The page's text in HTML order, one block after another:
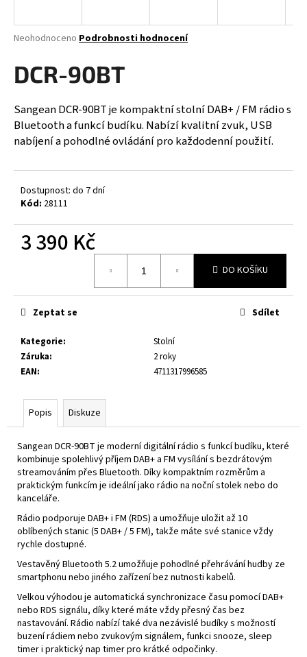
Průměrné
produktu
je
z
5
hvězdiček.
Neohodnoceno Podrobnosti hodnocení
DCR-90BT
Sangean DCR-90BT je kompaktní stolní DAB+ / FM rádio s
Bluetooth a funkcí budíku. Nabízí kvalitní zvuk, USB
nabíjení a pohodlné ovládání pro každodenní použití.
Dostupnost: do 7 dní
Kód: 28111
3 390 Kč
DO KOŠÍKU
Kategorie:
Stolní
Záruka:
2 roky
EAN: 4711317996585
Zeptat se Sdílet
Popis Diskuze
Sangean DCR-90BT je moderní digitální rádio s funkcí budíku, které
kombinuje spolehlivý příjem DAB+ a FM vysílání s bezdrátovým
streamováním přes Bluetooth. Díky kompaktním rozměrům a
praktickým funkcím je ideální jako rádio na noční stolek nebo do
kanceláře.
Rádio podporuje DAB+ i FM (RDS) a umožňuje uložit až 10
oblíbených stanic (5 DAB+ / 5 FM), takže máte své stanice vždy
rychle dostupné.
Vestavěný Bluetooth 5.2 umožňuje pohodlné přehrávání hudby ze
smartphonu nebo jiného zařízení bez nutnosti kabelů.
Velkou výhodou je automatická synchronizace času pomocí DAB+
nebo RDS signálu, díky které máte vždy přesný čas bez
nastavování. Rádio nabízí také dva nezávislé budíky s možností
buzení rádiem nebo zvukovým signálem, funkci snooze, sleep
timer i praktický nap timer pro krátké odpočinky.
j
t
?
p
u
m
WR-
VINTAGE
WALNUT
3
590
Kč